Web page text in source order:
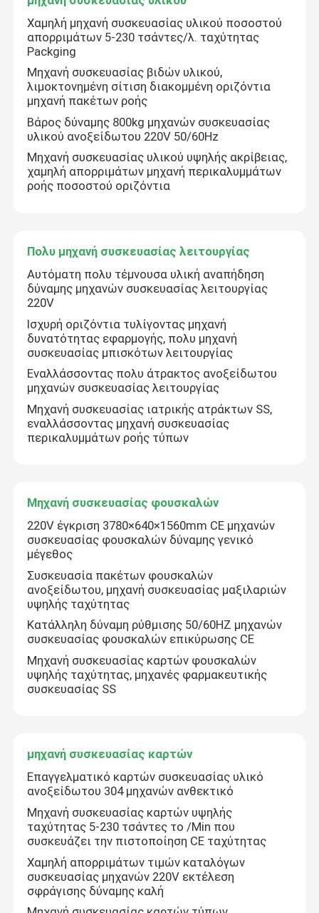
Σπίτι
Προϊόντα
Περίπου εμείς
Χαμηλή μηχανή συσκευασίας υλικού ποσοστού
απορριμάτων 5-230 τσάντες/λ. ταχύτητας
Packging
Μηχανή συσκευασίας βιδών υλικού,
λιμοκτονημένη σίτιση διακομμένη οριζόντια
μηχανή πακέτων ροής
Βάρος δύναμης 800kg μηχανών συσκευασίας
υλικού ανοξείδωτου 220V 50/60Hz
Μηχανή συσκευασίας υλικού υψηλής ακρίβειας,
χαμηλή απορριμάτων μηχανή περικαλυμμάτων
ροής ποσοστού οριζόντια
Πολυ μηχανή συσκευασίας λειτουργίας
Αυτόματη πολυ τέμνουσα υλική αναπήδηση
δύναμης μηχανών συσκευασίας λειτουργίας
220V
Ισχυρή οριζόντια τυλίγοντας μηχανή
δυνατότητας εφαρμογής, πολυ μηχανή
συσκευασίας μπισκότων λειτουργίας
Εναλλάσσοντας πολυ άτρακτος ανοξείδωτου
μηχανών συσκευασίας λειτουργίας
Μηχανή συσκευασίας ιατρικής ατράκτων SS,
εναλλάσσοντας μηχανή συσκευασίας
περικαλυμμάτων ροής τύπων
Μηχανή συσκευασίας φουσκαλών
220V έγκριση 3780×640×1560mm CE μηχανών
συσκευασίας φουσκαλών δύναμης γενικό
μέγεθος
Συσκευασία πακέτων φουσκαλών
ανοξείδωτου, μηχανή συσκευασίας μαξιλαριών
υψηλής ταχύτητας
Κατάλληλη δύναμη ρύθμισης 50/60HZ μηχανών
συσκευασίας φουσκαλών επικύρωσης CE
Μηχανή συσκευασίας καρτών φουσκαλών
υψηλής ταχύτητας, μηχανές φαρμακευτικής
συσκευασίας SS
μηχανή συσκευασίας καρτών
Επαγγελματικό καρτών συσκευασίας υλικό
ανοξείδωτου 304 μηχανών ανθεκτικό
Μηχανή συσκευασίας καρτών υψηλής
ταχύτητας 5-230 τσάντες το /Min που
συσκευάζει την πιστοποίηση CE ταχύτητας
Χαμηλή απορριμάτων τιμών καταλόγων
συσκευασίας μηχανών 220V εκτέλεση
σφράγισης δύναμης καλή